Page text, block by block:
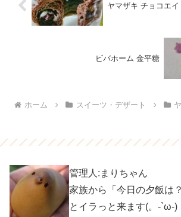
ヤマザキ チョコエイ
ビバホーム 金平糖
ホーム スイーツ・デザート
管理人:まりちゃん
家族から「今日の夕飯は
とイラっと来ます(。-`ω-)